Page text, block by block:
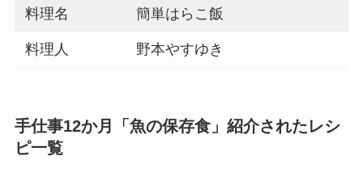
料理名 簡単はらこ飯
料理人 野本やすゆき
手仕事12か月「魚の保存食」紹介されたレシ
ピ一覧